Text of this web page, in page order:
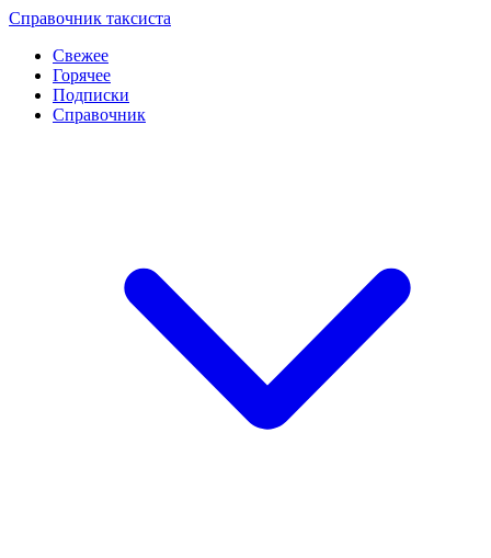
Перейти
контенту
Справочник таксиста
Свежее
Горячее
Подписки
Справочник